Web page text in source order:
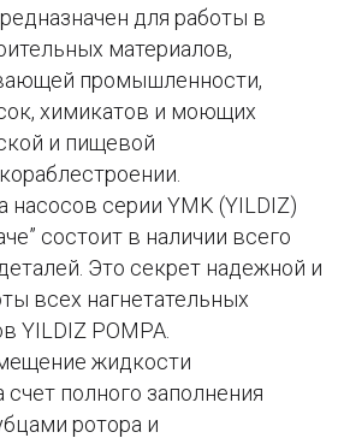
для работы в
материалов,
промышленности,
химикатов и моющих
и пищевой
насосов серии YMK (YILDIZ)
состоит в наличии всего
Это секрет надежной и
всех нагнетательных
YILDIZ POMPA.
жидкости
полного заполнения
ротора и